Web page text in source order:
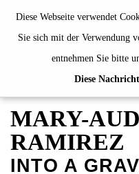
Diese Webseite verwendet
Sie sich mit der Verwendung
entnehmen Sie bitte
Diese
AUSSTELLUNGEN
JAHRESGABEN
PUBLIKATIONEN
MARY-
RAMIREZ
INTO A